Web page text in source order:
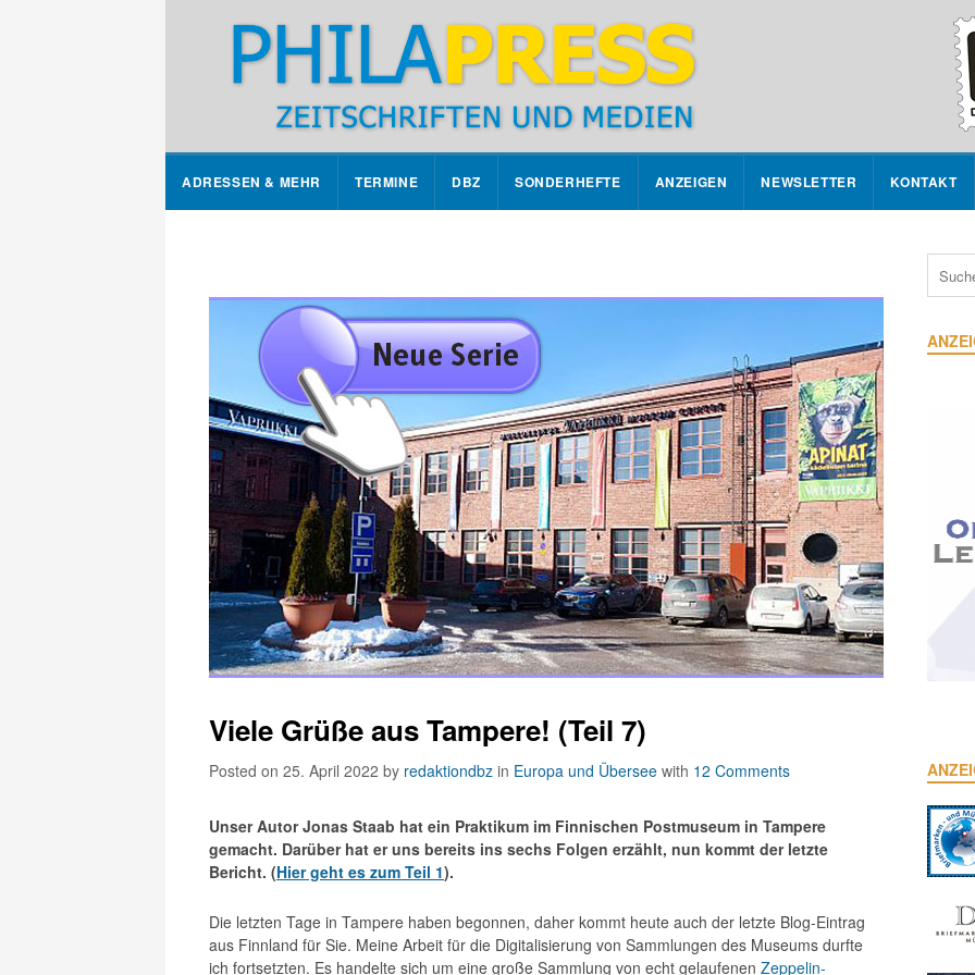
ADRESSEN & MEHR TERMINE DBZ SONDERHEFTE ANZEIGEN NEWSLETTER KONTAKT
Viele Grüße aus Tampere! (Teil 7)
Posted on 25. April 2022 by redaktiondbz in Europa und Übersee with 12 Comments
Unser Autor Jonas Staab hat ein Praktikum im Finnischen Postmuseum in Tampere
gemacht. Darüber hat er uns bereits ins sechs Folgen erzählt, nun kommt der letzte
Bericht. (Hier geht es zum Teil 1).
Die letzten Tage in Tampere haben begonnen, daher kommt heute auch der letzte Blog-Eintrag
aus Finnland für Sie. Meine Arbeit für die Digitalisierung von Sammlungen des Museums durfte
ich fortsetzten. Es handelte sich um eine große Sammlung von echt gelaufenen Zeppelin-